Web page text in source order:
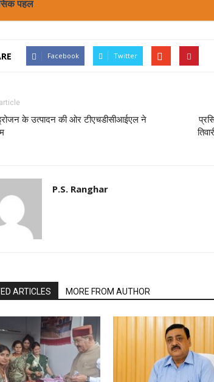
पहल
Facebook Twitter
के उत्पादन की ओर टीएचडीसीआईएल ने
P.S. Ranghar
ARTICLES MORE FROM AUTHOR